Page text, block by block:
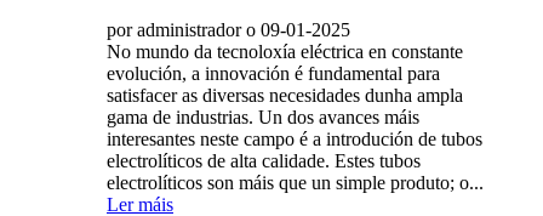
por administrador o 09-01-2025
No mundo da tecnoloxía eléctrica en constante
evolución, a innovación é fundamental para
satisfacer as diversas necesidades dunha ampla
gama de industrias. Un dos avances máis
interesantes neste campo é a introdución de tubos
electrolíticos de alta calidade. Estes tubos
electrolíticos son máis que un simple produto; o...
Ler máis